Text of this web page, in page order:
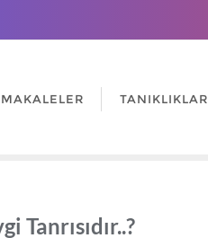
MAKALELER TANIKLIKLAR
Tanrısıdır..?